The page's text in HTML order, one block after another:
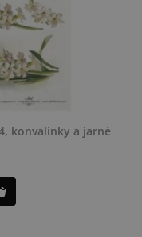
konvalinky a jarné